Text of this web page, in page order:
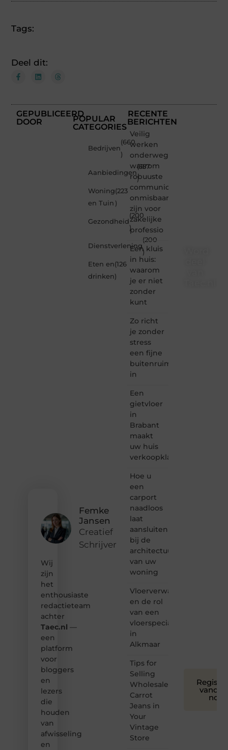
Tags:
Deel dit:
GEPUBLICEERD
DOOR
Femke
Jansen
Creatief
Schrijver
Wij
zijn
het
enthousiaste
redactieteam
achter
Taec.nl —
een
platform
voor
bloggers
en
lezers
die
houden
van
afwisseling
en
POPULAR
CATEGORIES
Bedrijven
(660
)
Aanbiedingen
(357
)
Woning
en Tuin
(223
)
Gezondheid
(200
)
Dienstverlening
(200
)
Eten en
drinken
(126
)
RECENTE
BERICHTEN
Veilig
werken
onderweg:
waarom
robuuste
communicatiemiddelen
onmisbaar
zijn voor
zakelijke
professio
Een kluis
in huis:
waarom
je er niet
zonder
kunt
Zo richt
je zonder
stress
een fijne
buitenruimte
in
Een
gietvloer
in
Brabant
maakt
uw huis
verkoopklaar
Hoe u
een
carport
naadloos
laat
aansluiten
bij de
architectuur
van uw
woning
Vloerverwarming
en de rol
van een
vloerspecialist
in
Alkmaar
Tips for
Selling
Wholesale
Carrot
Jeans in
Your
Vintage
Store
nog